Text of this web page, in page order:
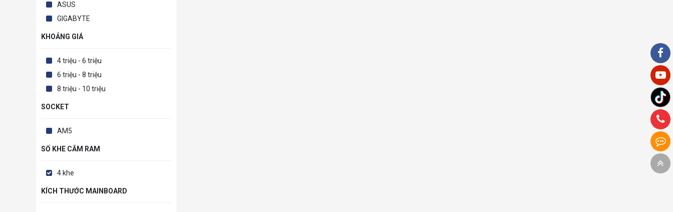
ASUS
GIGABYTE
KHOẢNG GIÁ
4 triệu - 6 triệu
6 triệu - 8 triệu
8 triệu - 10 triệu
SOCKET
AM5
SỐ KHE CẮM RAM
4 khe
KÍCH THƯỚC MAINBOARD